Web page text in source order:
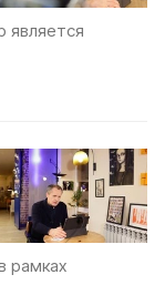
является
рамках